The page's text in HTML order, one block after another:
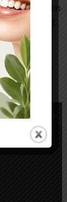
3 euros en
la sociedad
La
de
de 09.30 a
1 de 6